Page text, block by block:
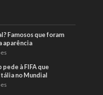
Famosos que foram
aparência
pede à FIFA que
no Mundial